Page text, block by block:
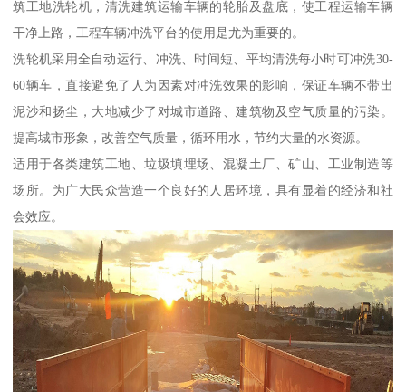
筑工地洗轮机，清洗建筑运输车辆的轮胎及盘底，使工程运输车辆
干净上路，工程车辆冲洗平台的使用是尤为重要的。
洗轮机采用全自动运行、冲洗、时间短、平均清洗每小时可冲洗30-
60辆车，直接避免了人为因素对冲洗效果的影响，保证车辆不带出
泥沙和扬尘，大地减少了对城市道路、建筑物及空气质量的污染。
提高城市形象，改善空气质量，循环用水，节约大量的水资源。
适用于各类建筑工地、垃圾填埋场、混凝土厂、矿山、工业制造等
场所。为广大民众营造一个良好的人居环境，具有显着的经济和社
会效应。